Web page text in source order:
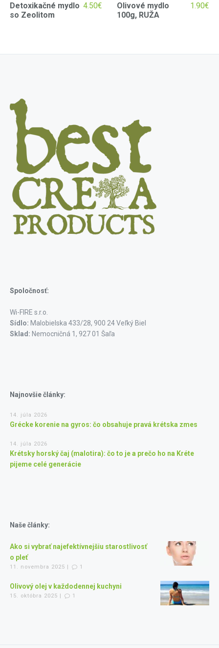
Detoxikačné mydlo
so Zeolitom
4.50€
Olivové mydlo
100g, RUŽA
1.90€
Spoločnosť:
Wi-FIRE s.r.o.
Sídlo: Malobielska 433/28, 900 24 Veľký Biel
Sklad: Nemocničná 1, 927 01 Šaľa
Najnovšie články:
14. júla 2026
Grécke korenie na gyros: čo obsahuje pravá krétska zmes
14. júla 2026
Krétsky horský čaj (malotira): čo to je a prečo ho na Kréte
pijeme celé generácie
Naše články:
Ako si vybrať najefektívnejšiu starostlivosť
o pleť
11. novembra 2025 | 1
Olivový olej v každodennej kuchyni
15. októbra 2025 | 1